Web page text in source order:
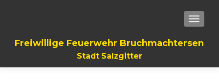
Freiwillige Feuerwehr Bruchmachtersen
Stadt Salzgitter